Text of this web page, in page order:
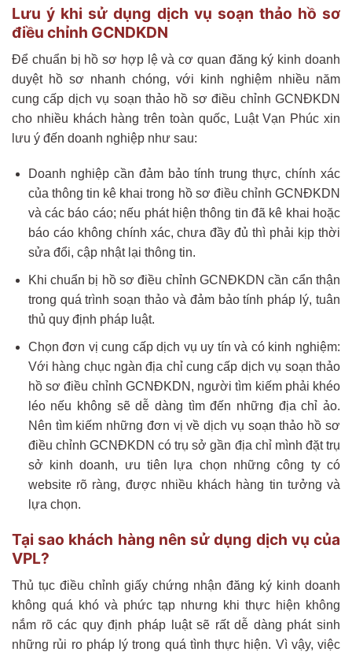
Lưu ý khi sử dụng dịch vụ soạn thảo hồ sơ
điều chỉnh GCNDKDN
Để chuẩn bị hồ sơ hợp lệ và cơ quan đăng ký kinh doanh
duyệt hồ sơ nhanh chóng, với kinh nghiệm nhiều năm
cung cấp dịch vụ soạn thảo hồ sơ điều chỉnh GCNĐKDN
cho nhiều khách hàng trên toàn quốc, Luật Vạn Phúc xin
lưu ý đến doanh nghiệp như sau:
Doanh nghiệp cần đảm bảo tính trung thực, chính xác
của thông tin kê khai trong hồ sơ điều chỉnh GCNĐKDN
và các báo cáo; nếu phát hiện thông tin đã kê khai hoặc
báo cáo không chính xác, chưa đầy đủ thì phải kịp thời
sửa đổi, cập nhật lại thông tin.
Khi chuẩn bị hồ sơ điều chỉnh GCNĐKDN cần cẩn thận
trong quá trình soạn thảo và đảm bảo tính pháp lý, tuân
thủ quy định pháp luật.
Chọn đơn vị cung cấp dịch vụ uy tín và có kinh nghiệm:
Với hàng chục ngàn địa chỉ cung cấp dịch vụ soạn thảo
hồ sơ điều chỉnh GCNĐKDN, người tìm kiếm phải khéo
léo nếu không sẽ dễ dàng tìm đến những địa chỉ ảo.
Nên tìm kiếm những đơn vị về dịch vụ soạn thảo hồ sơ
điều chỉnh GCNĐKDN có trụ sở gần địa chỉ mình đặt trụ
sở kinh doanh, ưu tiên lựa chọn những công ty có
website rõ ràng, được nhiều khách hàng tin tưởng và
lựa chọn.
Tại sao khách hàng nên sử dụng dịch vụ của
VPL?
Thủ tục điều chỉnh giấy chứng nhận đăng ký kinh doanh
không quá khó và phức tạp nhưng khi thực hiện không
nắm rõ các quy định pháp luật sẽ rất dễ dàng phát sinh
những rủi ro pháp lý trong quá tình thực hiện. Vì vậy, việc